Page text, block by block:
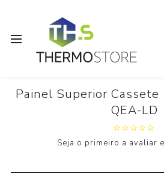
Início Painel Superior Cassete
Painel Superior
QEA-LD
Seja o primeiro a avaliar